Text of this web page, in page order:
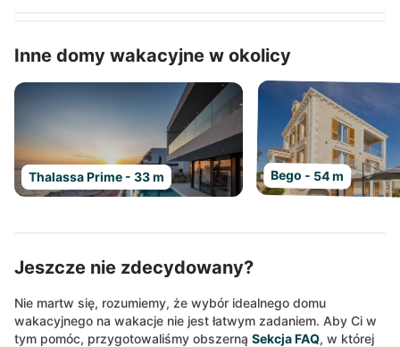
Inne domy wakacyjne w okolicy
Thalassa Prime - 33 m Bego - 54 m
Jeszcze nie zdecydowany?
Nie martw się, rozumiemy, że wybór idealnego domu
wakacyjnego na wakacje nie jest łatwym zadaniem. Aby Ci w
tym pomóc, przygotowaliśmy obszerną Sekcja FAQ, w której